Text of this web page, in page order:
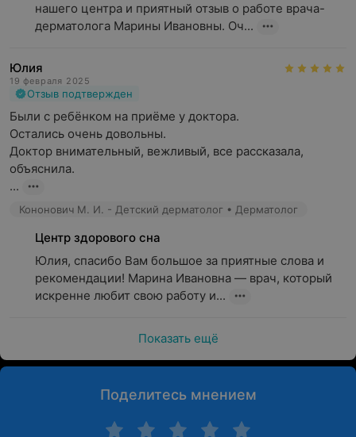
микроспории
Иммунных нарушений: псориаза, витилиго
Воспалительных процессов: акне, фолликулита
Наследственных болезней: фотодерматоза,
Аллергических проявлений: дерматита, экземы
Новообразований доброкачественного и
Дерматолог занимается лечением травматических
работает со шрамами, помогает устранить перхоть,
избавиться от ломкости ногтей и волос. Консультация
специалиста нередко требуется молодым людям,
страдающим угревой сыпью. Кандидоз, бородавки,
нашего центра и приятный отзыв о работе врача-
дерматолога Марины Ивановны. Оч...
Юлия
19 февраля 2025
Отзыв подтвержден
Были с ребёнком на приёме у доктора.
Остались очень довольны.
Доктор внимательный, вежливый, все рассказала,
объяснила.
...
Кононович М. И. - Детский дерматолог • Дерматолог
Центр здорового сна
Юлия, спасибо Вам большое за приятные слова и
рекомендации! Марина Ивановна — врач, который
искренне любит свою работу и...
Показать ещё
Поделитесь мнением